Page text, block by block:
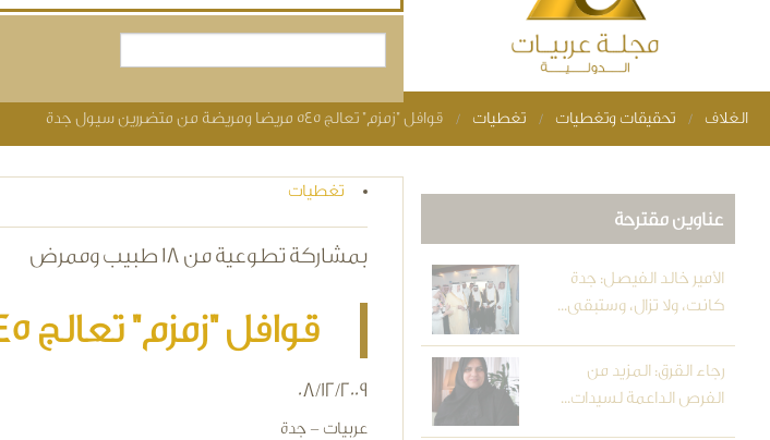
You are here
الغلاف تحقيقات وتغطيات تغطيات قوافل "زمزم" تعالج 545 مريضا ومريضة من متضررين سيول جدة
تغطيات
بمشاركة تطوعية من 18 طبيب وممرض
قوافل "زمزم" تعالج 545 مريضا ومريضة من متضررين سيول جدة
08/12/2009
عربيات - جدة
عناوين مقترحة
الأمير خالد الفيصل: جدة
كانت، ولا تزال، وستبقى...
رجاء القرق: المزيد من
الفرص الداعمة لسيدات...